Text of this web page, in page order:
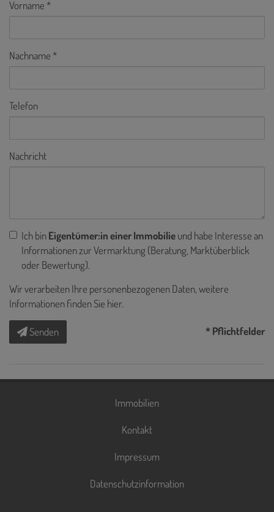
Vorname
Nachname
Telefon
Nachricht
Ich binEigentümer:in einer Immobilieund habe Interesse an
Informationen zur Vermarktung (Beratung, Marktüberblick
oder Bewertung).
Wir verarbeiten Ihre personenbezogenen Daten, weitere
Informationen finden Sie hier.
Senden * Pflichtfelder
Immobilien
Kontakt
Impressum
Datenschutzinformation